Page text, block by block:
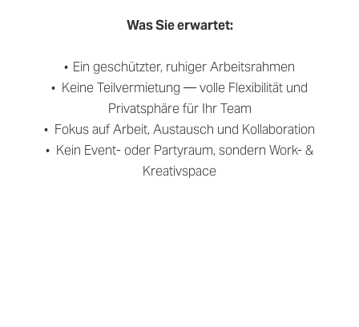
Was Sie erwartet:
• Ein geschützter, ruhiger Arbeitsrahmen
• Keine Teilvermietung — volle Flexibilität und
Privatsphäre für Ihr Team
• Fokus auf Arbeit, Austausch und Kollaboration
• Kein Event- oder Partyraum, sondern Work- &
Kreativspace